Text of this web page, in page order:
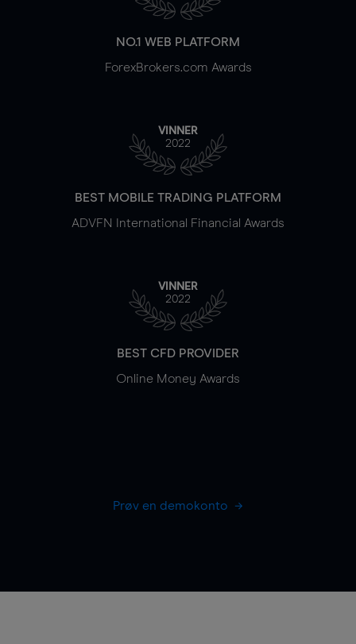
NO.1 WEB PLATFORM
ForexBrokers.com Awards
VINNER
2022
BEST MOBILE TRADING PLATFORM
ADVFN International Financial Awards
VINNER
2022
BEST CFD PROVIDER
Online Money Awards
Prøv en demokonto